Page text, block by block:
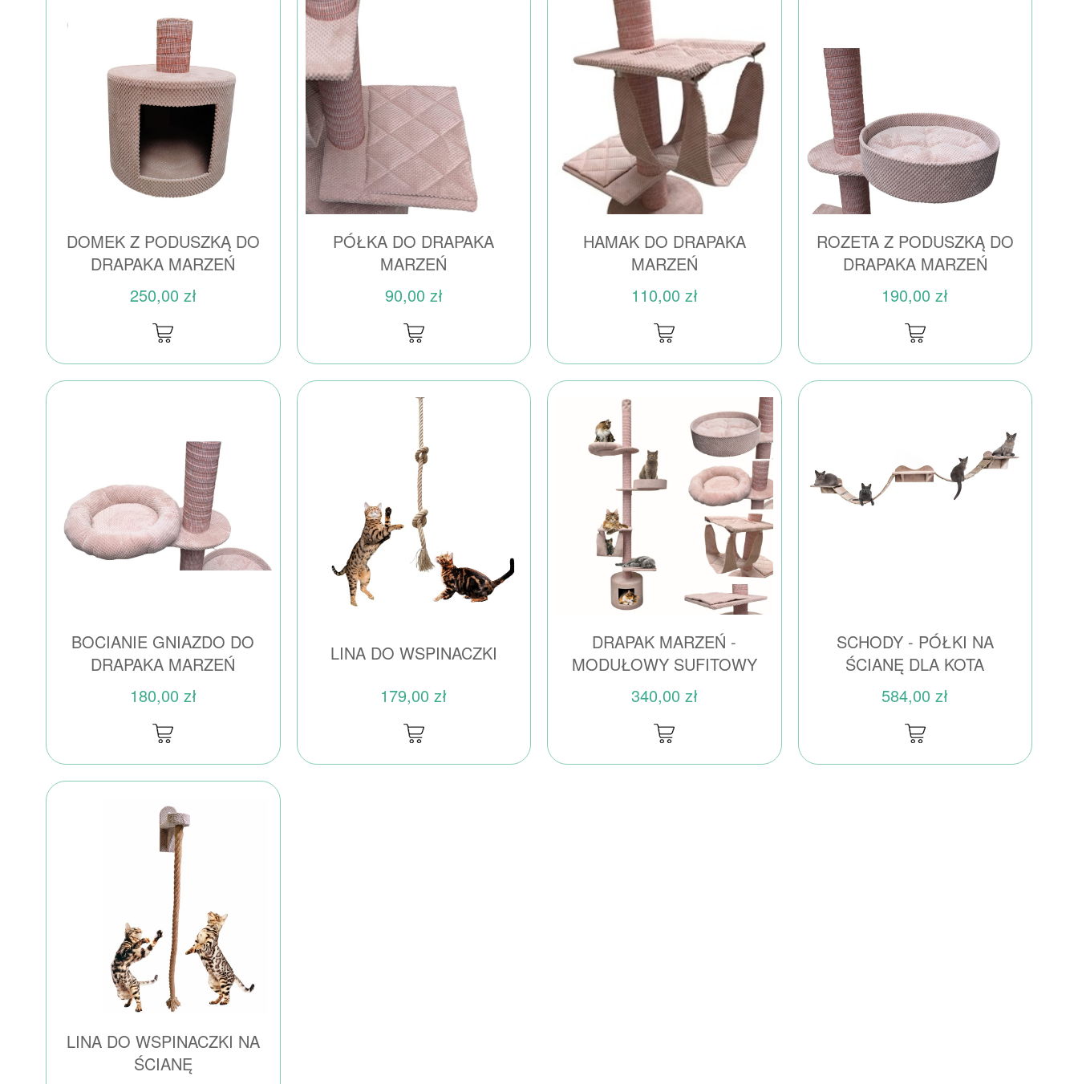
DOMEK Z PODUSZKĄ DO
DRAPAKA MARZEŃ
250,00 zł
PÓŁKA DO DRAPAKA
MARZEŃ
90,00 zł
HAMAK DO DRAPAKA
MARZEŃ
110,00 zł
ROZETA Z PODUSZKĄ DO
DRAPAKA MARZEŃ
190,00 zł
BOCIANIE GNIAZDO DO
DRAPAKA MARZEŃ
180,00 zł
LINA DO WSPINACZKI
179,00 zł
DRAPAK MARZEŃ -
MODUŁOWY SUFITOWY
340,00 zł
SCHODY - PÓŁKI NA
ŚCIANĘ DLA KOTA
584,00 zł
LINA DO WSPINACZKI NA
ŚCIANĘ